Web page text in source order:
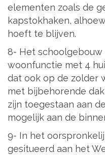
elementen zoals de
kapstokhaken,
hoeft te blijven.
8- Het
woonfunctie met 4
dat ook op de zolder
met bijbehorende
zijn toegestaan aan
mogelijk aan de
9- In het
gesitueerd aan het